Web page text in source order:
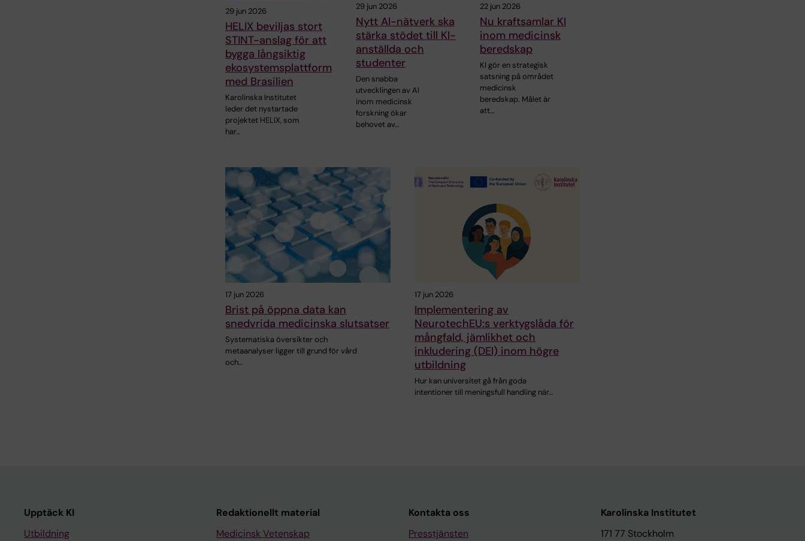
29 jun 2026
HELIX beviljas stort
STINT-anslag för att
bygga långsiktig
ekosystemsplattform
med Brasilien
Karolinska Institutet
leder det nystartade
projektet HELIX, som
har…
29 jun 2026
Nytt AI-nätverk ska
stärka stödet till KI-
anställda och
studenter
Den snabba
utvecklingen av AI
inom medicinsk
forskning ökar
behovet av…
22 jun 2026
Nu kraftsamlar KI
inom medicinsk
beredskap
KI gör en strategisk
satsning på området
medicinsk
beredskap. Målet är
att…
17 jun 2026
Brist på öppna data kan
snedvrida medicinska slutsatser
Systematiska översikter och
metaanalyser ligger till grund för vård
och…
17 jun 2026
Implementering av
NeurotechEU:s verktygslåda för
mångfald, jämlikhet och
inkludering (DEI) inom högre
utbildning
Hur kan universitet gå från goda
intentioner till meningsfull handling när…
Upptäck KI
Utbildning
Redaktionellt material
Medicinsk Vetenskap
Kontakta oss
Presstjänsten
Karolinska Institutet
171 77 Stockholm